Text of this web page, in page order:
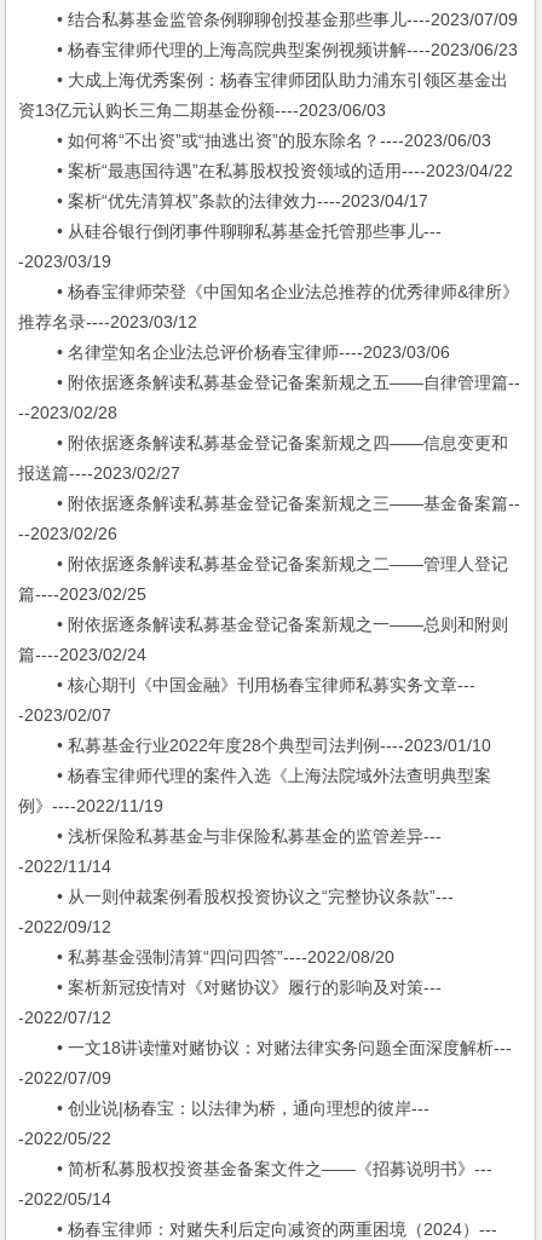
• 结合私募基金监管条例聊聊创投基金那些事儿----2023/07/09
• 杨春宝律师代理的上海高院典型案例视频讲解----2023/06/23
• 大成上海优秀案例：杨春宝律师团队助力浦东引领区基金出
资13亿元认购长三角二期基金份额----2023/06/03
• 如何将“不出资”或“抽逃出资”的股东除名？----2023/06/03
• 案析“最惠国待遇”在私募股权投资领域的适用----2023/04/22
• 案析“优先清算权”条款的法律效力----2023/04/17
• 从硅谷银行倒闭事件聊聊私募基金托管那些事儿---
-2023/03/19
• 杨春宝律师荣登《中国知名企业法总推荐的优秀律师&律所》
推荐名录----2023/03/12
• 名律堂知名企业法总评价杨春宝律师----2023/03/06
• 附依据逐条解读私募基金登记备案新规之五——自律管理篇--
--2023/02/28
• 附依据逐条解读私募基金登记备案新规之四——信息变更和
报送篇----2023/02/27
• 附依据逐条解读私募基金登记备案新规之三——基金备案篇--
--2023/02/26
• 附依据逐条解读私募基金登记备案新规之二——管理人登记
篇----2023/02/25
• 附依据逐条解读私募基金登记备案新规之一——总则和附则
篇----2023/02/24
• 核心期刊《中国金融》刊用杨春宝律师私募实务文章---
-2023/02/07
• 私募基金行业2022年度28个典型司法判例----2023/01/10
• 杨春宝律师代理的案件入选《上海法院域外法查明典型案
例》----2022/11/19
• 浅析保险私募基金与非保险私募基金的监管差异---
-2022/11/14
• 从一则仲裁案例看股权投资协议之“完整协议条款”---
-2022/09/12
• 私募基金强制清算“四问四答”----2022/08/20
• 案析新冠疫情对《对赌协议》履行的影响及对策---
-2022/07/12
• 一文18讲读懂对赌协议：对赌法律实务问题全面深度解析---
-2022/07/09
• 创业说|杨春宝：以法律为桥，通向理想的彼岸---
-2022/05/22
• 简析私募股权投资基金备案文件之——《招募说明书》---
-2022/05/14
• 杨春宝律师：对赌失利后定向减资的两重困境（2024）---